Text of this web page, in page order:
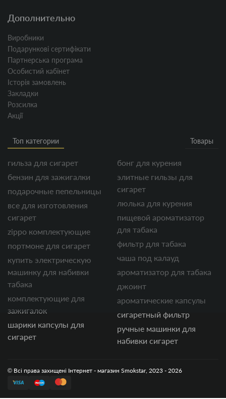
Дополнительно
Виробники
Подарункові сертифікати
Партнерська програма
Особистий кабінет
Історія замовлень
Закладки
Розсилка
Акції
Топ категории Товары
гильза для сигарет
бензин для зажигалки
подарочные пепельницы
все для изготовления
сигарет
zippo комплектующие
портмоне для сигарет
купить электрическую
машинку для набивки
табака
комплектующие для
зажигалок
шарики капсулы для
сигарет
бонг для курения
элитные гильзы для
сигарет
люлька для курения
пищевой ароматизатор
для табака
фильтр для табака
чаша под калауд
ароматизатор для табака
джоинт
ароматические капсулы
сигаретный фильтр
ручные машинки для
набивки сигарет
© Всі права захищені Інтернет - магазин Smokstar, 2023 - 2026